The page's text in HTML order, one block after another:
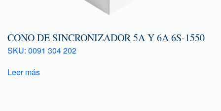
CONO DE SINCRONIZADOR 5A Y 6A 6S-1550
SKU: 0091 304 202
Leer más